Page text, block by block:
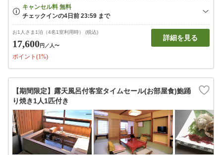
お1人さま1泊（4名1室利用時） (税込)
17,600円 ／人〜
ポイント(1%)
詳細を見る
【期間限定】露天風呂付客室タイムセール(お部屋食)鮑踊
り焼き1人1匹付き